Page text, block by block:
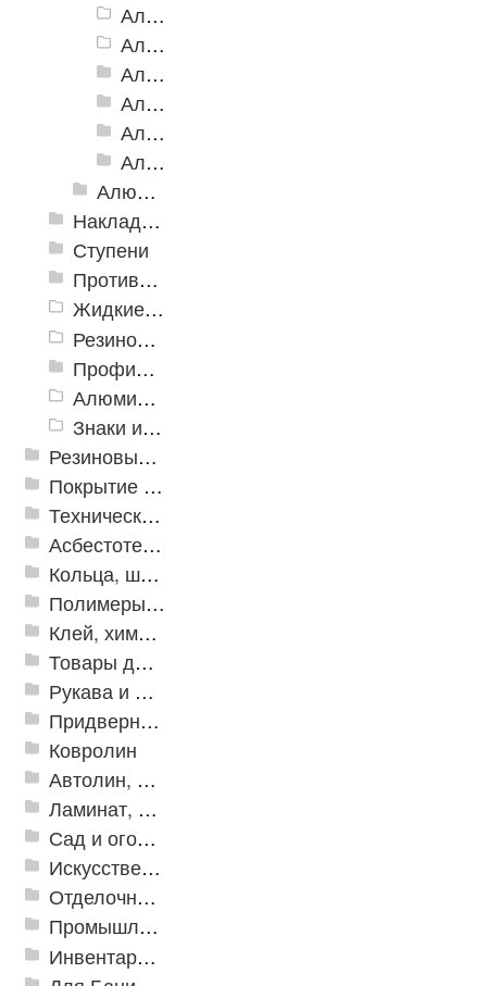
Алюминиевая Полоса АП-46 (с клеевой основой)
Алюминиевая полоса с двумя резиновыми вставками АП-72
Алюминиевая Полоса с двумя резиновыми вставками АП-70
Алюминиевая Полоса с двумя резиновыми вставками АП-86 Премиум
Алюминиевая Полоса с тремя резиновыми вставками АП-100
Алюминиевая Полоса с пятью резиновыми вставками АП-162
Алюминиевый угол-порог с резиновой вставкой
Накладки противоскользящие резиновые
Ступени
Противоскользящие ленты
Жидкие противоскользящие средства
Резиновый профиль с алюминиевой вставкой «NoSlip»
Профили закладные
Алюминиевый профиль для ленты
Знаки из полистирола для разметки пола
Резиновые и ПВХ дорожки
Покрытие из резиновой крошки
Техническая резина
Асбестотехнические и теплоизоляционные материалы
Кольца, шайбы, манжеты
Полимеры и пластики
Клей, химия, сопутствующие товары
Товары для дома
Рукава и шланги промышленные
Придверные решетки
Ковролин
Автолин, Транслин, Линолеум
Ламинат, Кварцвиниловая плитка SPC
Сад и огород
Искусственная трава
Отделочные профили
Промышленный текстиль
Инвентарь для клининга